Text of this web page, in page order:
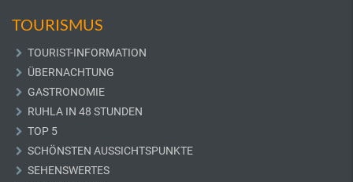
TOURISMUS
TOURIST-INFORMATION
ÜBERNACHTUNG
GASTRONOMIE
RUHLA IN 48 STUNDEN
TOP 5
SCHÖNSTEN AUSSICHTSPUNKTE
SEHENSWERTES